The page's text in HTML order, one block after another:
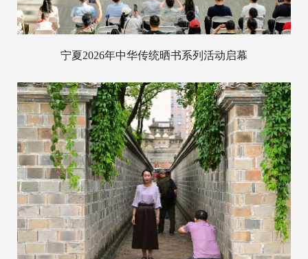
宁夏2026年中华传统晒书系列活动启幕